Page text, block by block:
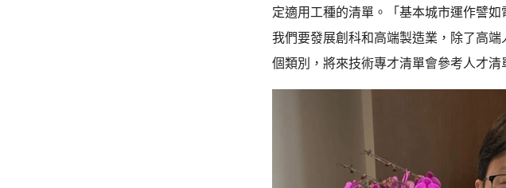
定適用工種的清單。「基本城市運作譬
我們要發展創科和高端製造業，除了高
個類別，將來技術專才清單會參考人才清